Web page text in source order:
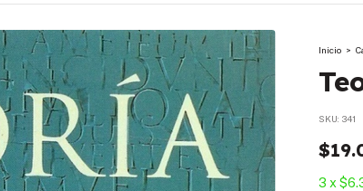
Inicio >
SKU: 341
3 x